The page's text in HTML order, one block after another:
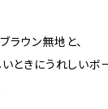
ラウン無地と、
いときにうれしいボ